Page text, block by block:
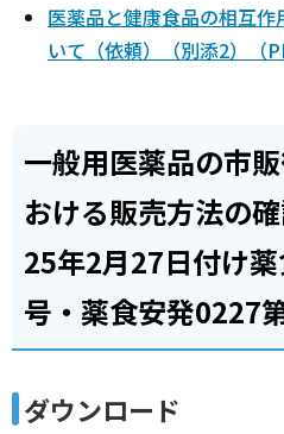
医薬品と健康食品の相互
いて（依頼）（別添2）（
一般用医薬品の市
おける販売方法の
25年2月27日付け
号・薬食安発0227
ダウンロード